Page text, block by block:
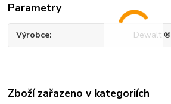
Parametry
Výrobce Dewalt ®
Zboží zařazeno v kategoriích